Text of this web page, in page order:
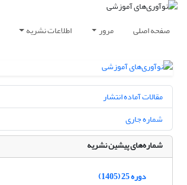
صفحه اصلی مرور اطلاعات نشریه
مقالات آماده انتشار
شماره جاری
شماره‌های پیشین نشریه
دوره 25 (1405)